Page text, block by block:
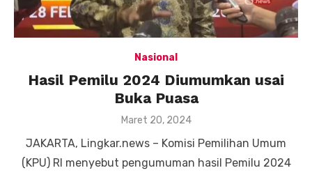
Nasional
Hasil Pemilu 2024 Diumumkan usai
Buka Puasa
Posted
Maret 20, 2024
JAKARTA, Lingkar.news – Komisi Pemilihan Umum
(KPU) RI menyebut pengumuman hasil Pemilu 2024